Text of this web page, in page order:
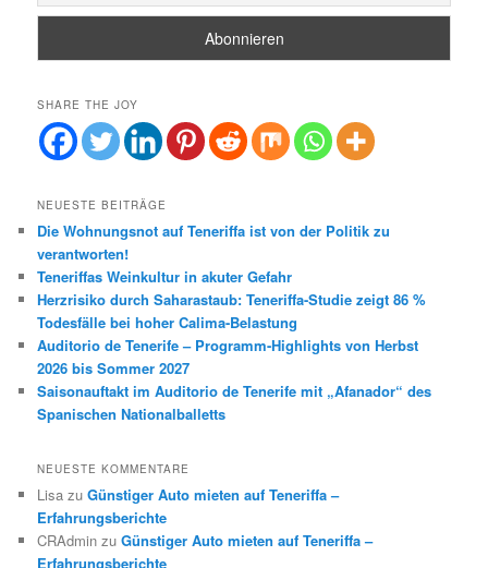
SHARE THE JOY
NEUESTE BEITRÄGE
Die Wohnungsnot auf Teneriffa ist von der Politik zu
verantworten!
Teneriffas Weinkultur in akuter Gefahr
Herzrisiko durch Saharastaub: Teneriffa-Studie zeigt 86 %
Todesfälle bei hoher Calima-Belastung
Auditorio de Tenerife – Programm-Highlights von Herbst
2026 bis Sommer 2027
Saisonauftakt im Auditorio de Tenerife mit „Afanador“ des
Spanischen Nationalballetts
NEUESTE KOMMENTARE
Lisa zuGünstiger Auto mieten auf Teneriffa –
Erfahrungsberichte
CRAdmin zuGünstiger Auto mieten auf Teneriffa –
Erfahrungsberichte